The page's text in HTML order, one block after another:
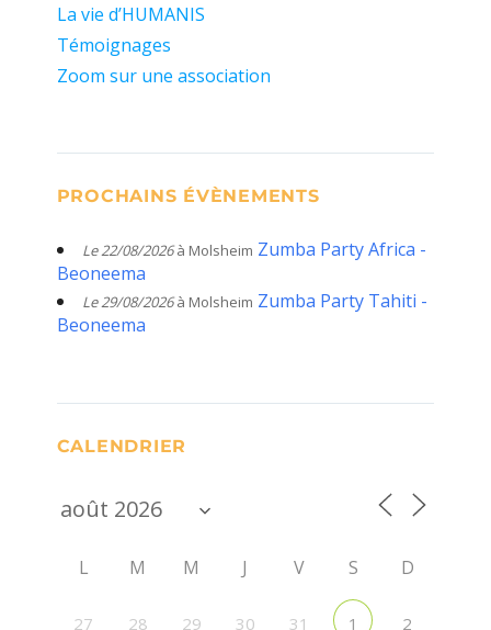
La vie d’HUMANIS
Témoignages
Zoom sur une association
PROCHAINS ÉVÈNEMENTS
Le 22/08/2026à Molsheim Zumba Party Africa -
Beoneema
Le 29/08/2026à Molsheim Zumba Party Tahiti -
Beoneema
CALENDRIER
L M M J V S D
27 28 29 30 31 1 2